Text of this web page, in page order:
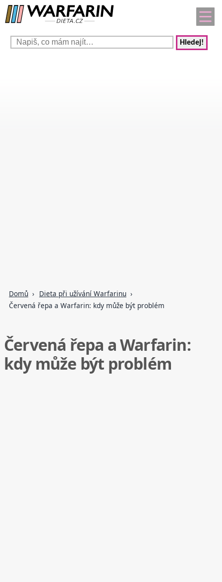
Hledej!
Domů
Dieta při užívání Warfarinu
Červená řepa a Warfarin: kdy může být problém
Červená řepa a Warfarin:
kdy může být problém